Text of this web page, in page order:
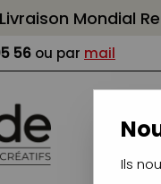
Livraison Mondial
56 ou par mail
Ils